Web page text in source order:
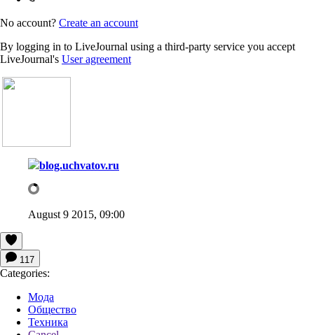
No account? Create an account
By logging in to LiveJournal using a third-party service you accept
LiveJournal's User agreement
blog.uchvatov.ru
August 9 2015, 09:00
117
Categories:
Мода
Общество
Техника